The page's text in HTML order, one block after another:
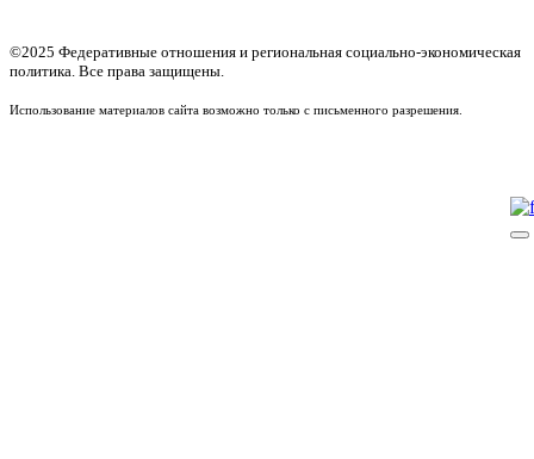
©2025 Федеративные отношения и региональная социально-экономическая
политика. Все права защищены.
Использование материалов сайта возможно только с письменного разрешения.